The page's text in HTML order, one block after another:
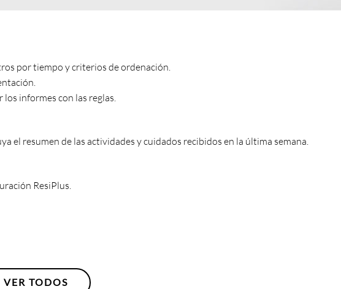
por tiempo y criterios de ordenación.
informes con las reglas.
el resumen de las actividades y cuidados recibidos en la última semana.
ResiPlus.
VER TODOS